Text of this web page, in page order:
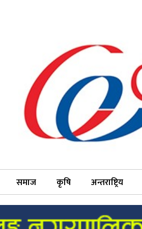
समाज कृषि अन्तराष्ट्रिय